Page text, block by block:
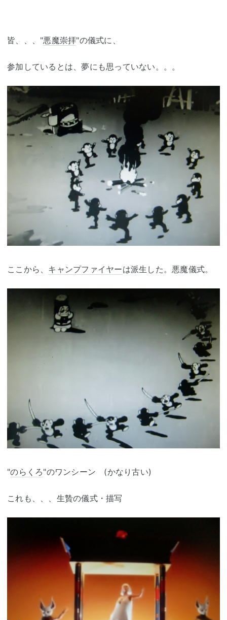
皆、、、"悪魔崇拝"の儀式に、
参加しているとは、夢にも思っていない。。。
ここから、 キャンプファイヤーは派生した。悪魔儀式。
"のらくろ"のワンシーン (かなり古い)
これも、、、生贄の儀式・描写